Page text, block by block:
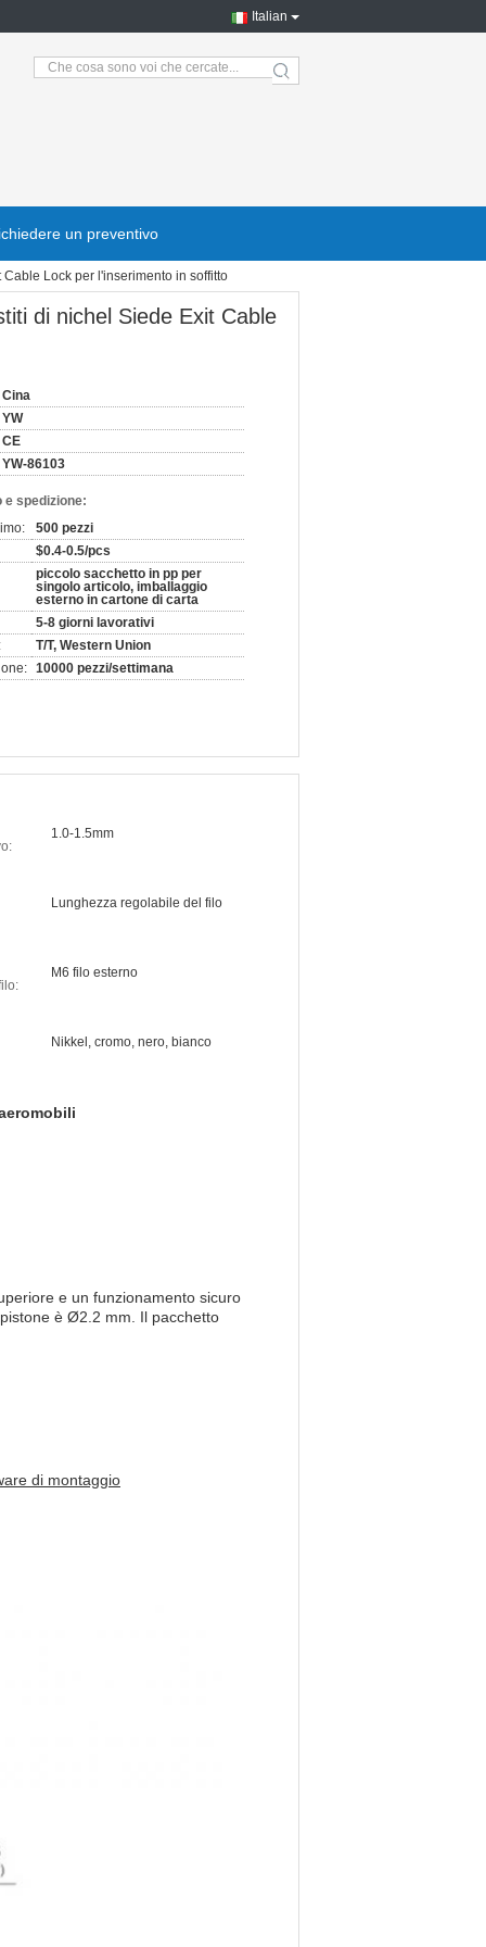
Italian
search
un preventivo
Lock per l'inserimento in soffitto
di nichel Siede Exit Cable
Cina
YW
CE
YW-86103
e spedizione:
500 pezzi
$0.4-0.5/pcs
piccolo sacchetto in pp per
singolo articolo, imballaggio
esterno in cartone di carta
5-8 giorni lavorativi
T/T, Western Union
10000 pezzi/settimana
1.0-1.5mm
Lunghezza regolabile del filo
M6 filo esterno
Nikkel, cromo, nero, bianco
e un funzionamento sicuro
è Ø2.2 mm. Il pacchetto
di montaggio